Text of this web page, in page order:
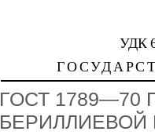
УДК
ГОСТ
БЕРИЛЛИЕВОЙ